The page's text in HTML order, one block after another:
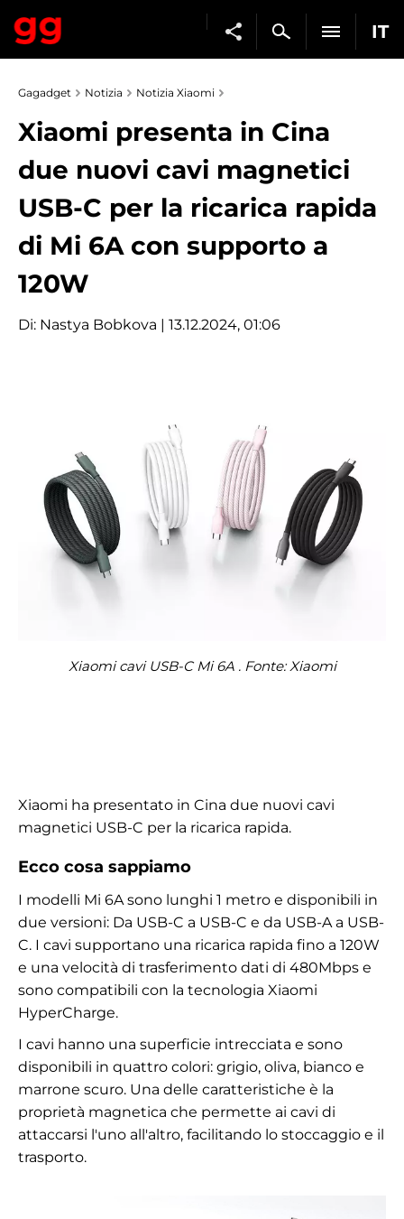
IT
Gagadget Notizia Notizia Xiaomi
Xiaomi presenta in Cina
due nuovi cavi magnetici
USB-C per la ricarica rapida
di Mi 6A con supporto a
120W
Di: Nastya Bobkova | 13.12.2024, 01:06
Xiaomi cavi USB-C Mi 6A . Fonte: Xiaomi
Xiaomi ha presentato in Cina due nuovi cavi
magnetici USB-C per la ricarica rapida.
Ecco cosa sappiamo
I modelli Mi 6A sono lunghi 1 metro e disponibili in
due versioni: Da USB-C a USB-C e da USB-A a USB-
C. I cavi supportano una ricarica rapida fino a 120W
e una velocità di trasferimento dati di 480Mbps e
sono compatibili con la tecnologia Xiaomi
HyperCharge.
I cavi hanno una superficie intrecciata e sono
disponibili in quattro colori: grigio, oliva, bianco e
marrone scuro. Una delle caratteristiche è la
proprietà magnetica che permette ai cavi di
attaccarsi l'uno all'altro, facilitando lo stoccaggio e il
trasporto.